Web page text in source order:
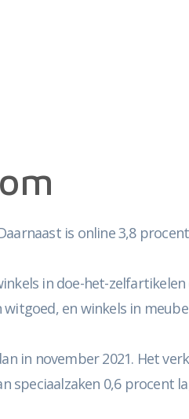
is online 3,8
in doe-het-
en winkels in
in november 2021. Het
speciaalzaken 0,6 procent